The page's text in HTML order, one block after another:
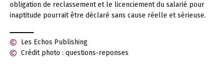
obligation de reclassement et le licenciement du salarié pour
inaptitude pourrait être déclaré sans cause réelle et sérieuse.
Les Echos Publishing
Crédit photo : questions-reponses